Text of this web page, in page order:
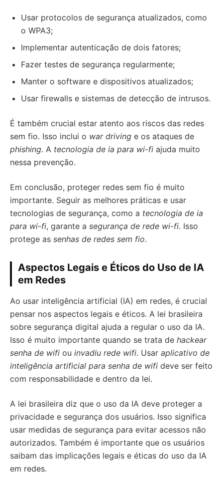
Usar protocolos de segurança atualizados, como
o WPA3;
Implementar autenticação de dois fatores;
Fazer testes de segurança regularmente;
Manter o software e dispositivos atualizados;
Usar firewalls e sistemas de detecção de intrusos.
É também crucial estar atento aos riscos das redes
sem fio. Isso inclui o war driving e os ataques de
phishing. A tecnologia de ia para wi-fi ajuda muito
nessa prevenção.
Em conclusão, proteger redes sem fio é muito
importante. Seguir as melhores práticas e usar
tecnologias de segurança, como a tecnologia de ia
para wi-fi, garante a segurança de rede wi-fi. Isso
protege as senhas de redes sem fio.
Aspectos Legais e Éticos do Uso de IA
em Redes
Ao usar inteligência artificial (IA) em redes, é crucial
pensar nos aspectos legais e éticos. A lei brasileira
sobre segurança digital ajuda a regular o uso da IA.
Isso é muito importante quando se trata de hackear
senha de wifi ou invadiu rede wifi. Usar aplicativo de
inteligência artificial para senha de wifi deve ser feito
com responsabilidade e dentro da lei.
A lei brasileira diz que o uso da IA deve proteger a
privacidade e segurança dos usuários. Isso significa
usar medidas de segurança para evitar acessos não
autorizados. Também é importante que os usuários
saibam das implicações legais e éticas do uso da IA
em redes.